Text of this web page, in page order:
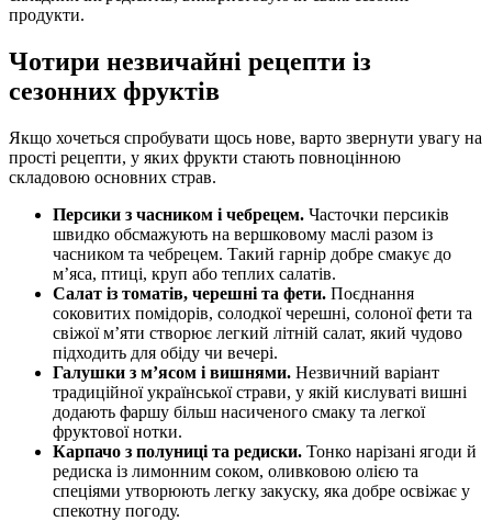
продукти.
Чотири незвичайні рецепти із
сезонних фруктів
Якщо хочеться спробувати щось нове, варто звернути увагу на
прості рецепти, у яких фрукти стають повноцінною
складовою основних страв.
Персики з часником і чебрецем. Часточки персиків
швидко обсмажують на вершковому маслі разом із
часником та чебрецем. Такий гарнір добре смакує до
м’яса, птиці, круп або теплих салатів.
Салат із томатів, черешні та фети. Поєднання
соковитих помідорів, солодкої черешні, солоної фети та
свіжої м’яти створює легкий літній салат, який чудово
підходить для обіду чи вечері.
Галушки з м’ясом і вишнями. Незвичний варіант
традиційної української страви, у якій кислуваті вишні
додають фаршу більш насиченого смаку та легкої
фруктової нотки.
Карпачо з полуниці та редиски. Тонко нарізані ягоди й
редиска із лимонним соком, оливковою олією та
спеціями утворюють легку закуску, яка добре освіжає у
спекотну погоду.